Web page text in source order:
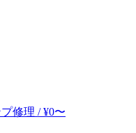
修理 / ¥0〜